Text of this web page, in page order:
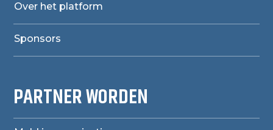
Over het platform
Sponsors
PARTNER WORDEN